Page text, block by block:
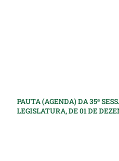
PAUTA (AGENDA) DA 35ª
LEGISLATURA, DE 01 DE